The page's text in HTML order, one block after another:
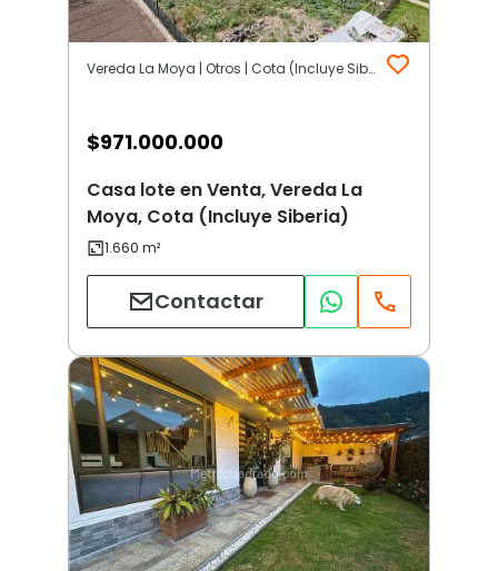
Vereda La Moya | Otros | Cota (Incluye Siberia)
$971.000.000
Casa lote en Venta, Vereda La
Moya, Cota (Incluye Siberia)
Contactar